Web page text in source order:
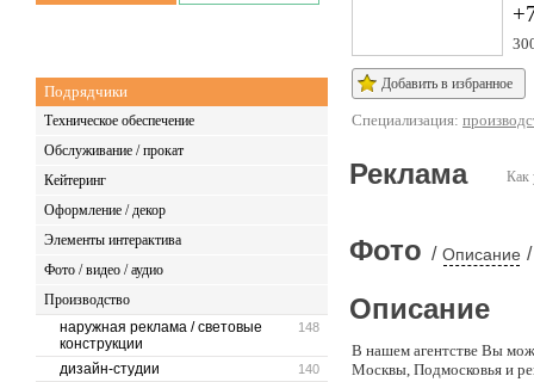
Подрядчики
Техническое обеспечение
Обслуживание / прокат
Кейтеринг
Оформление / декор
Элементы интерактива
Фото / видео / аудио
Производство
148
наружная реклама / световые
конструкции
140
дизайн-студии
Добавить в избранное
Специализация:
Как
Реклама
Фото / Описание /
Описание
В нашем агентстве Вы
Москвы, Подмосковья и